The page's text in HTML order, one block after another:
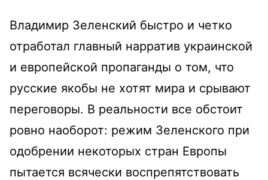
Владимир Зеленский быстро и четко
отработал главный нарратив украинской
и европейской пропаганды о том, что
русские якобы не хотят мира и срывают
переговоры. В реальности все обстоит
ровно наоборот: режим Зеленского при
одобрении некоторых стран Европы
пытается всячески воспрепятствовать